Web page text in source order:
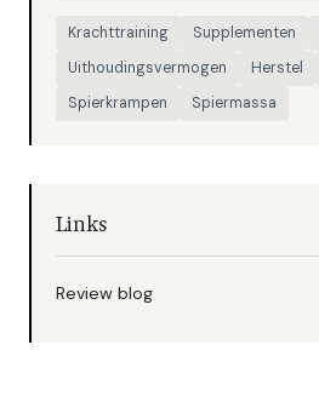
Krachttraining Supplementen
Uithoudingsvermogen
Herstel
Spierkrampen
Spiermassa
Links
Review blog